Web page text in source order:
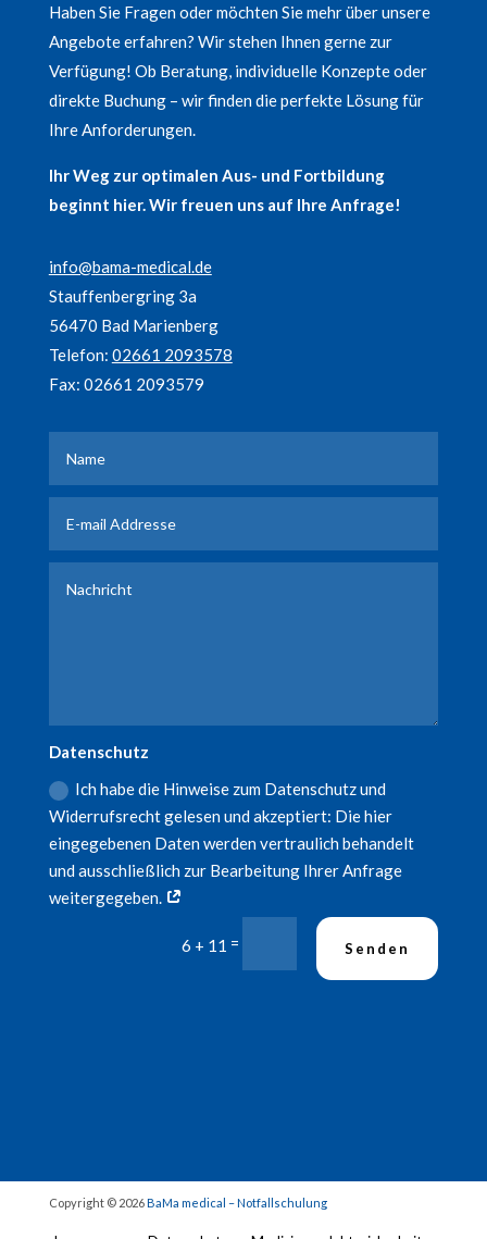
Haben Sie Fragen oder möchten Sie mehr über unsere
Angebote erfahren? Wir stehen Ihnen gerne zur
Verfügung! Ob Beratung, individuelle Konzepte oder
direkte Buchung – wir finden die perfekte Lösung für
Ihre Anforderungen.
Ihr Weg zur optimalen Aus- und Fortbildung
beginnt hier. Wir freuen uns auf Ihre Anfrage!
info@bama-medical.de
Stauffenbergring 3a
56470 Bad Marienberg
Telefon: 02661 2093578
Fax: 02661 2093579
Datenschutz
Ich habe die Hinweise zum Datenschutz und
Widerrufsrecht gelesen und akzeptiert: Die hier
eingegebenen Daten werden vertraulich behandelt
und ausschließlich zur Bearbeitung Ihrer Anfrage
weitergegeben.
6 + 11 = Senden
Copyright © 2026BaMa medical – Notfallschulung